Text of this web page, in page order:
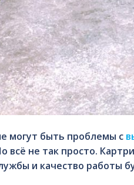
могут быть проблемы с
всё не так просто.
и качество работы